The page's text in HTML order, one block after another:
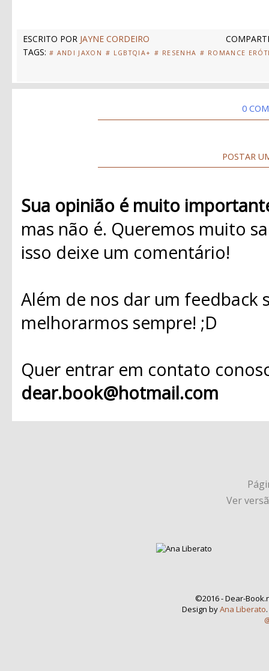
ESCRITO POR JAYNE CORDEIRO
TAGS: # ANDI JAXON # LGBTQIA+ # RESENHA # ROMANCE
0
POSTAR
Sua opinião é muito
mas não é. Queremos muito
isso deixe um comentário!
Além de nos dar um
melhorarmos sempre! ;D
Quer entrar em contato
dear.book@hotmail.com
Ver
©2016 - Dear-
Design byAna Liberato